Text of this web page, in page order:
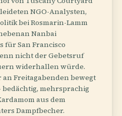
NGO-Analysten,
bei Rosmarin-Lamm
Nanbai
für San Francisco
nicht der Gebetsruf
widerhallen würde.
Freitagabenden bewegt
bedächtig, mehrsprachig
aus dem
Dampfbecher.